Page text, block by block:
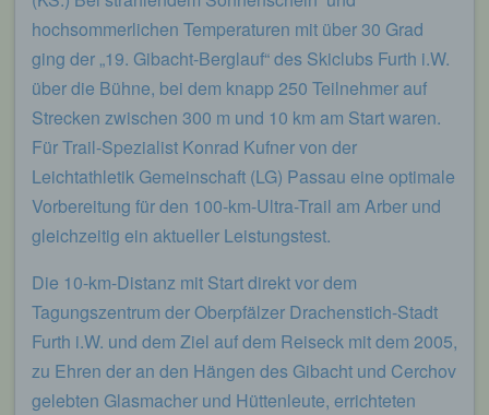
hochsommerlichen Temperaturen mit über 30 Grad
ging der „19. Gibacht-Berglauf“ des Skiclubs Furth i.W.
über die Bühne, bei dem knapp 250 Teilnehmer auf
Strecken zwischen 300 m und 10 km am Start waren.
Für Trail-Spezialist Konrad Kufner von der
Leichtathletik Gemeinschaft (LG) Passau eine optimale
Vorbereitung für den 100-km-Ultra-Trail am Arber und
gleichzeitig ein aktueller Leistungstest.
Die 10-km-Distanz mit Start direkt vor dem
Tagungszentrum der Oberpfälzer Drachenstich-Stadt
Furth i.W. und dem Ziel auf dem Reiseck mit dem 2005,
zu Ehren der an den Hängen des Gibacht und Cerchov
gelebten Glasmacher und Hüttenleute, errichteten
werden. Sie können die Verwendung von Cookies,
LocalStorage und SessionStorage durch
entsprechende Einstellung in Ihrem Browser
verhindern.
Zahlreiche Internetseiten und Server verwenden
Cookies. Viele Cookies enthalten eine sogenannte
Cookie-ID. Eine Cookie-ID ist eine eindeutige
Kennung des Cookies. Sie besteht aus einer
Zeichenfolge, durch welche Internetseiten und
Server dem konkreten Internetbrowser zugeordnet
werden können, in dem das Cookie gespeichert
Internetseiten und Servern, den individuellen
Browser der betroffenen Person von anderen
Internetbrowsern, die andere Cookies enthalten,
zu unterscheiden. Ein bestimmter Internetbrowser
kann über die eindeutige Cookie-ID wiedererkannt
und identifiziert werden.